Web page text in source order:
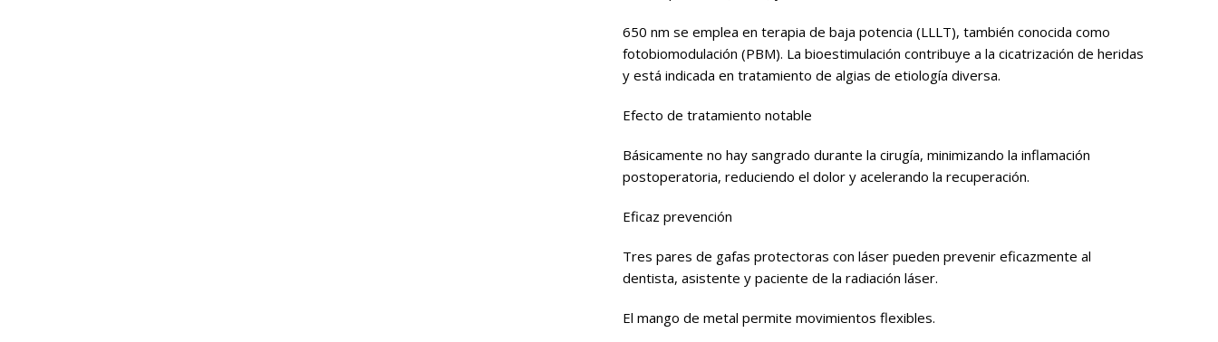
650 nm se emplea en terapia de baja potencia (LLLT), también conocida como
fotobiomodulación (PBM). La bioestimulación contribuye a la cicatrización de heridas
y está indicada en tratamiento de algias de etiología diversa.
Efecto de tratamiento notable
Básicamente no hay sangrado durante la cirugía, minimizando la inflamación
postoperatoria, reduciendo el dolor y acelerando la recuperación.
Eficaz prevención
Tres pares de gafas protectoras con láser pueden prevenir eficazmente al
dentista, asistente y paciente de la radiación láser.
El mango de metal permite movimientos flexibles.